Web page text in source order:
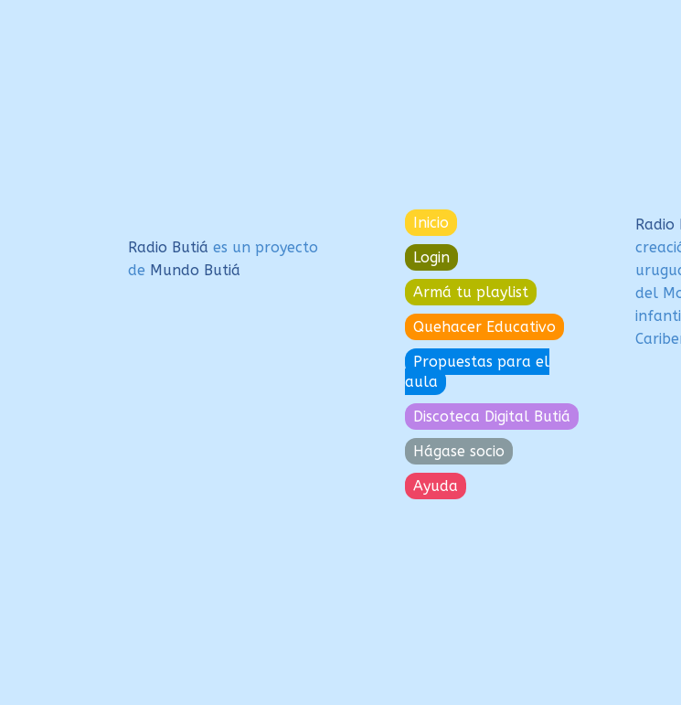
Radio Butiá es un proyecto
de Mundo Butiá
Inicio
Login
Armá tu playlist
Quehacer Educativo
Propuestas para el
aula
Discoteca Digital Butiá
Hágase socio
Ayuda
del